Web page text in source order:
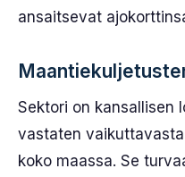
ansaitsevat
Sektori on kansallisen
vastaten vaikuttavasta
koko maassa. Se